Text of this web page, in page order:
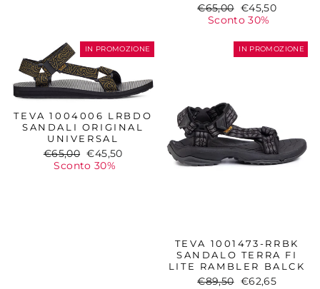
Prezzo
€65,00 Prezzo
scontato
€45,50
Sconto 30%
IN PROMOZIONE
TEVA 1004006 LRBDO
SANDALI ORIGINAL
UNIVERSAL
Prezzo
€65,00 Prezzo
scontato
€45,50
Sconto 30%
IN PROMOZIONE
TEVA 1001473-RRBK
SANDALO TERRA FI
LITE RAMBLER BALCK
Prezzo
€89,50 Prezzo
€62,65